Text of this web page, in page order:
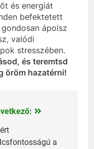
és energiát
befektetett
ápolsz
valódi
stresszében.
és teremtsd
öröm hazatérni!
a